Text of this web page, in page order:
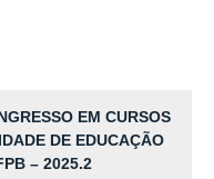
EM CURSOS
DE EDUCAÇÃO
– 2025.2